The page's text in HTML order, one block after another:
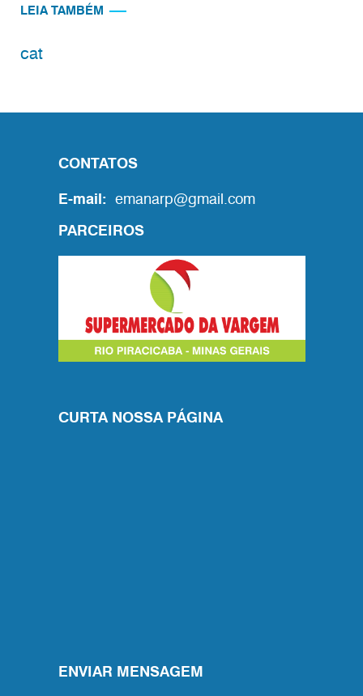
LEIA TAMBÉM
cat
CONTATOS
E-mail: emanarp@gmail.com
PARCEIROS
CURTA NOSSA PÁGINA
ENVIAR MENSAGEM